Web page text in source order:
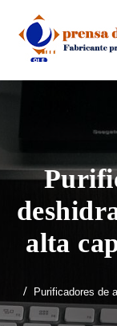
content
alta
Purificadores de